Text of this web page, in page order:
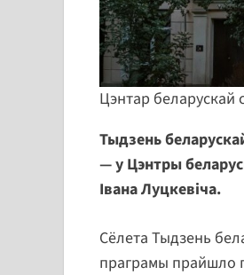
Цэнтар беларускай
Тыдзень
— у Цэнтры
Івана Луцкевіча.
Сёлета Тыдзень
праграмы прайшло